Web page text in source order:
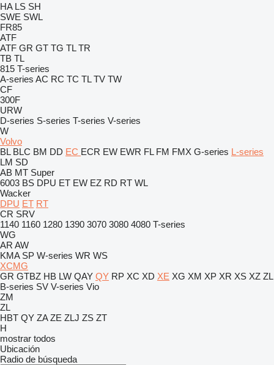
HA LS SH
SWE SWL
FR85
ATF
ATF GR GT TG TL TR
TB TL
815 T-series
A-series AC RC TC TL TV TW
CF
300F
URW
D-series S-series T-series V-series
W
Volvo
BL BLC BM DD EC ECR EW EWR FL FM FMX G-series L-series
LM SD
AB MT Super
6003 BS DPU ET EW EZ RD RT WL
Wacker
DPU ET RT
CR SRV
1140 1160 1280 1390 3070 3080 4080 T-series
WG
AR AW
KMA SP W-series WR WS
XCMG
GR GTBZ HB LW QAY QY RP XC XD XE XG XM XP XR XS XZ ZL
B-series SV V-series Vio
ZM
ZL
HBT QY ZA ZE ZLJ ZS ZT
H
mostrar todos
Ubicación
Radio de búsqueda